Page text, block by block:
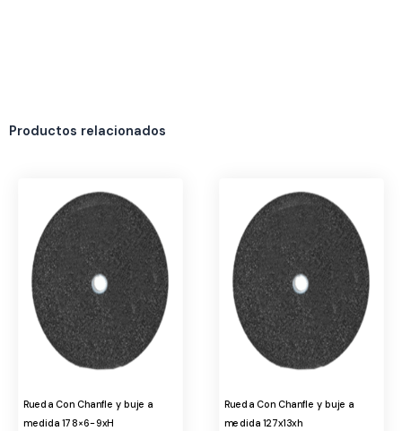
Productos relacionados
Rueda Con Chanfle y buje a
medida 178×6-9xH
Rueda Con Chanfle y buje a
medida 127x13xh